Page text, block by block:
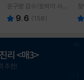
윤구병 감수/토박이 사전
편찬실 편
9.6 (158)